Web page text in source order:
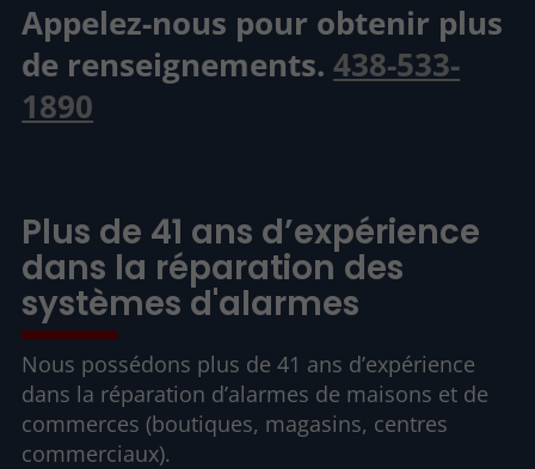
Appelez-nous pour obtenir plus
de renseignements.438-533-
1890
Plus de 41 ans d’expérience
dans la réparation des
systèmes d'alarmes
Nous possédons plus de 41 ans d’expérience
dans la réparation d’alarmes de maisons et de
commerces (boutiques, magasins, centres
commerciaux).